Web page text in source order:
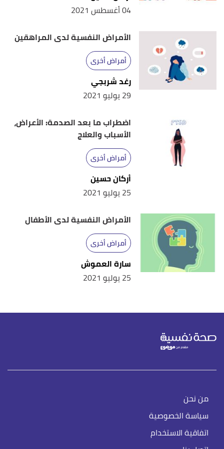
04 أغسطس 2021
الأمراض النفسية لدى المراهقين
أمراض أخرى
رغد شربجي
29 يوليو 2021
اضطراب ما بعد الصدمة: الأعراض،
الأسباب والعلاج
أمراض أخرى
أركان حسين
25 يوليو 2021
الأمراض النفسية لدى الأطفال
أمراض أخرى
سارة العموش
25 يوليو 2021
من نحن
سياسة الخصوصية
اتفاقية الاستخدام